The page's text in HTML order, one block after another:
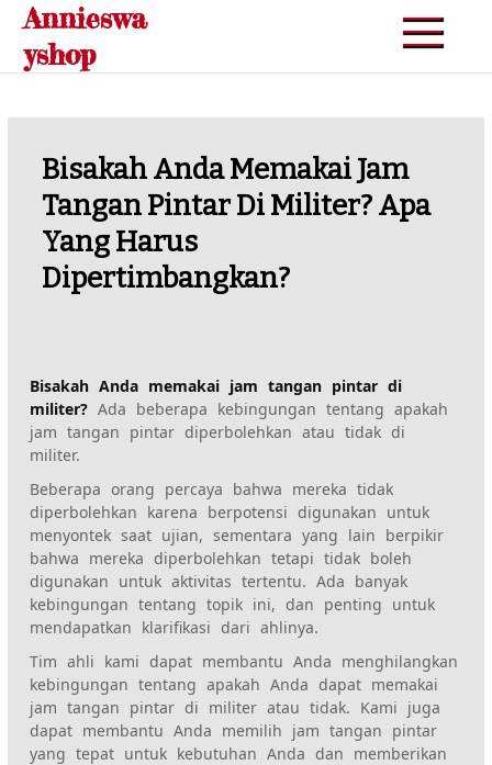
Skip
content
Annieswa
yshop
Bisakah Anda Memakai Jam
Tangan Pintar Di Militer? Apa
Yang Harus
Dipertimbangkan?
Bisakah Anda memakai jam tangan pintar di
militer? Ada beberapa kebingungan tentang apakah
jam tangan pintar diperbolehkan atau tidak di
militer.
Beberapa orang percaya bahwa mereka tidak
diperbolehkan karena berpotensi digunakan untuk
menyontek saat ujian, sementara yang lain berpikir
bahwa mereka diperbolehkan tetapi tidak boleh
digunakan untuk aktivitas tertentu. Ada banyak
kebingungan tentang topik ini, dan penting untuk
mendapatkan klarifikasi dari ahlinya.
Tim ahli kami dapat membantu Anda menghilangkan
kebingungan tentang apakah Anda dapat memakai
jam tangan pintar di militer atau tidak. Kami juga
dapat membantu Anda memilih jam tangan pintar
yang tepat untuk kebutuhan Anda dan memberikan